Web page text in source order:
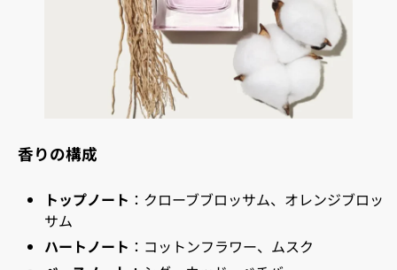
香りの構成
トップノート ：クローブブロッサム、オレンジブロッ
サム
ハートノート ：コットンフラワー、ムスク